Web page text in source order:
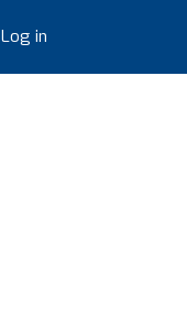
Log in